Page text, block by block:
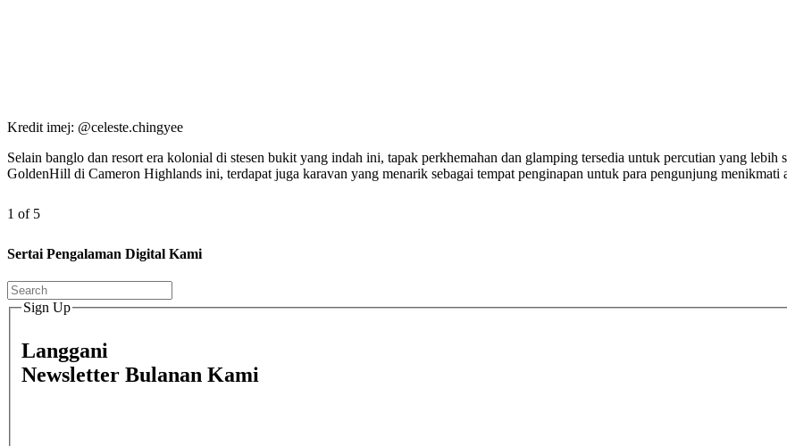
Kredit imej: @celeste.chingyee
Selain banglo dan resort era kolonial di stesen bukit yang indah ini, tapak perkhemahan dan glamping tersedia untuk percutian yang
GoldenHill di Cameron Highlands ini, terdapat juga karavan yang menarik sebagai tempat penginapan untuk para pengunjung menikmati
1 of 5
Sertai Pengalaman Digital Kami
Sign Up
Langgani
Newsletter Bulanan Kami